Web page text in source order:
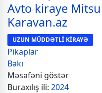
Avto kiraye
Karavan.az
UZUN MÜDDƏTLİ KİRAYƏ
Pikaplar
Bakı
Məsafəni göstər
Buraxılış ili: 2024